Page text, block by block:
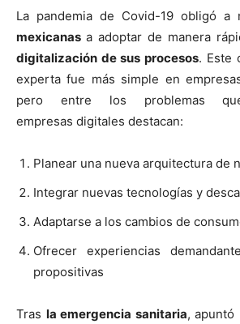
La pandemia de Covid-19 obligó a
mexicanas a adoptar de manera
digitalización de sus procesos. Este
experta fue más simple en
pero entre los problemas
empresas digitales destacan:
Planear una nueva arquitectura de
Integrar nuevas tecnologías y
Adaptarse a los cambios de
Ofrecer experiencias
propositivas
Tras la emergencia sanitaria, apuntó